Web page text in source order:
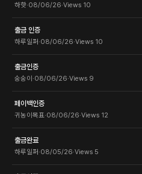
하핫·08/06/26·Views 10
출금 인증
하루일퍼·08/06/26·Views 10
출금인증
숭숭이·08/06/26·Views 9
페이백인증
귀농이목표·08/06/26·Views 12
출금완료
하루일퍼·08/05/26·Views 5